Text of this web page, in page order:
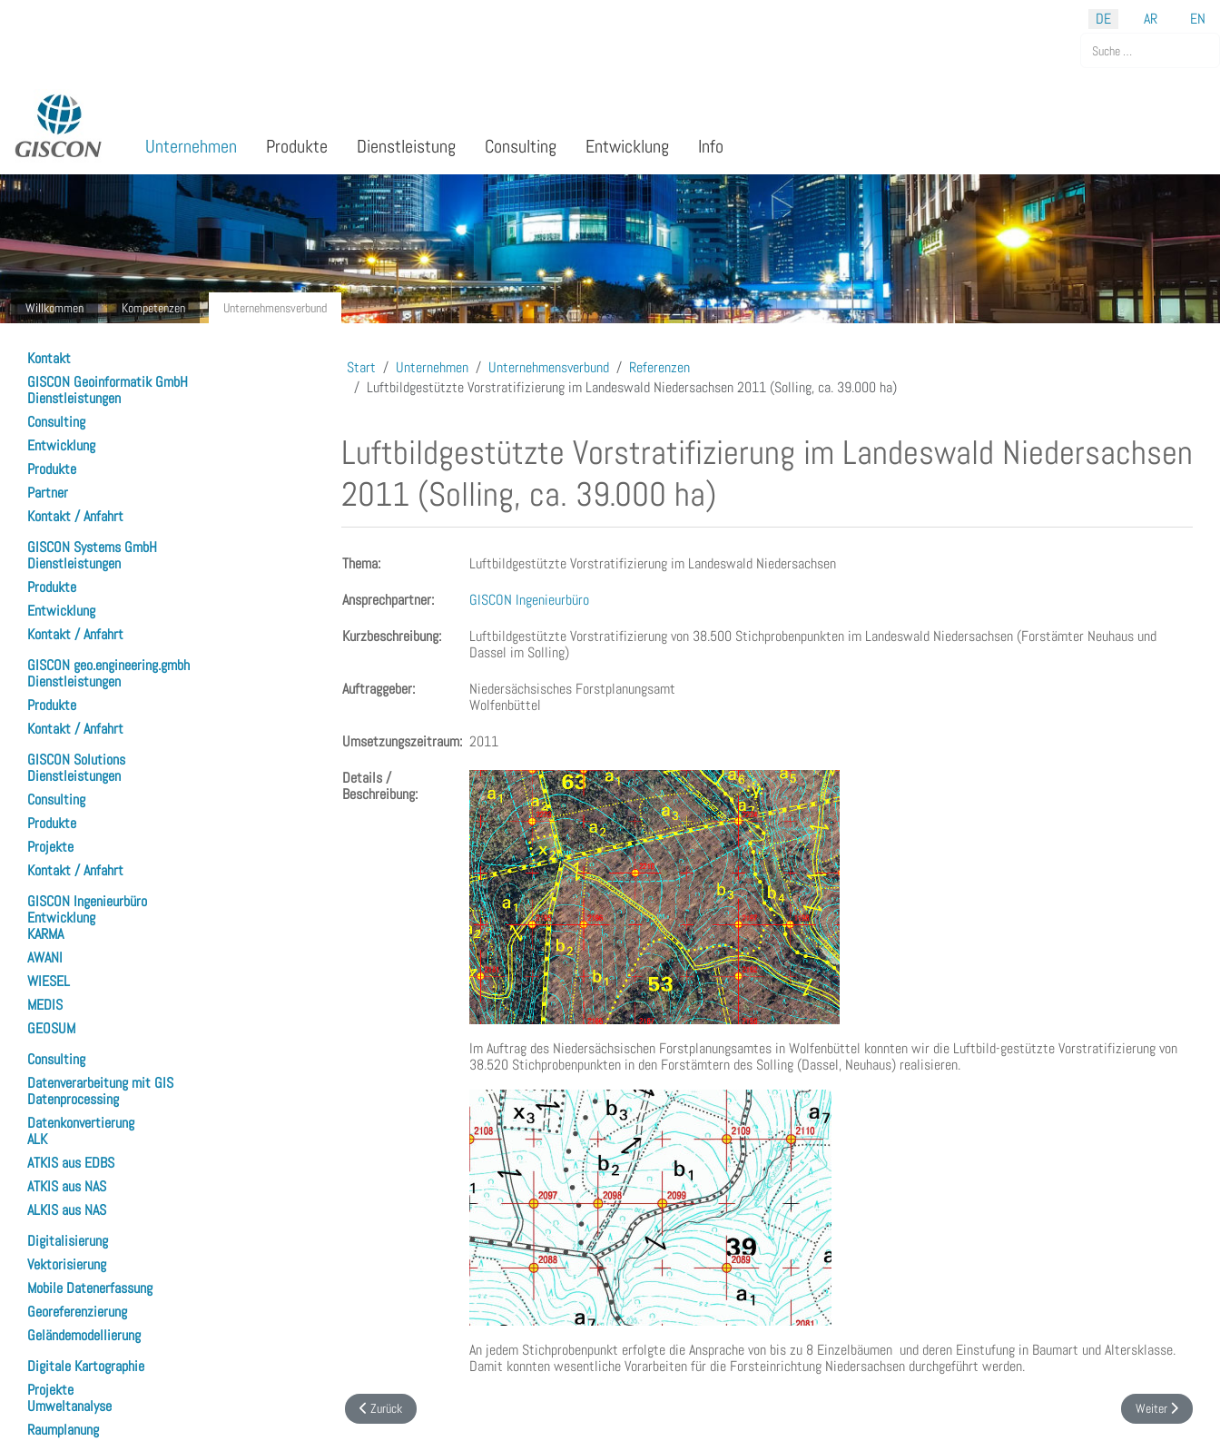
DE AR
EN
Unternehmen Produkte Dienstleistung Consulting Entwicklung Info
Willkommen Kompetenzen Unternehmensverbund
Kontakt
GISCON Geoinformatik GmbH
Dienstleistungen
Consulting
Entwicklung
Produkte
Partner
Kontakt / Anfahrt
GISCON Systems GmbH
Dienstleistungen
Produkte
Entwicklung
Kontakt / Anfahrt
GISCON geo.engineering.gmbh
Dienstleistungen
Produkte
Kontakt / Anfahrt
GISCON Solutions
Dienstleistungen
Consulting
Produkte
Projekte
Kontakt / Anfahrt
GISCON Ingenieurbüro
Entwicklung
KARMA
AWANI
WIESEL
MEDIS
GEOSUM
Consulting
Datenverarbeitung mit GIS
Datenprocessing
Datenkonvertierung
ALK
ATKIS aus EDBS
ATKIS aus NAS
ALKIS aus NAS
Digitalisierung
Vektorisierung
Mobile Datenerfassung
Georeferenzierung
Geländemodellierung
Digitale Kartographie
Projekte
Umweltanalyse
Raumplanung
Start Unternehmen Unternehmensverbund
Referenzen
Luftbildgestützte Vorstratifizierung im Landeswald Niedersachsen 2011 (Solling, ca. 39.000 ha)
Luftbildgestützte Vorstratifizierung im Landeswald Niedersachsen
2011 (Solling, ca. 39.000 ha)
Thema:
Luftbildgestützte Vorstratifizierung im Landeswald Niedersachsen
Ansprechpartner:
GISCON Ingenieurbüro
Kurzbeschreibung:
Luftbildgestützte Vorstratifizierung von 38.500 Stichprobenpunkten im Landeswald Niedersachsen (Forstämter Neuhaus und
Dassel im Solling)
Auftraggeber:
Niedersächsisches Forstplanungsamt
Wolfenbüttel
Umsetzungszeitraum: 2011
Details /
Beschreibung:
Im Auftrag des Niedersächsischen Forstplanungsamtes in Wolfenbüttel konnten wir die Luftbild-gestützte Vorstratifizierung von
38.520 Stichprobenpunkten in den Forstämtern des Solling (Dassel, Neuhaus) realisieren.
An jedem Stichprobenpunkt erfolgte die Ansprache von bis zu 8 Einzelbäumen und deren Einstufung in Baumart und Altersklasse.
Damit konnten wesentliche Vorarbeiten für die Forsteinrichtung Niedersachsen durchgeführt werden.
Vorheriger Beitrag: Luftbild-Kartenwerk für das Niedersächsische Forstamt Sellhorn und den Stadtforst Wolfsburg
Zurück Nächster
Weiter